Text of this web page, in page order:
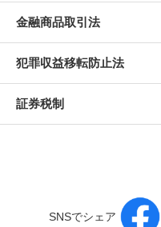
金融商品取引法
犯罪収益移転防止法
証券税制
SNSでシェア